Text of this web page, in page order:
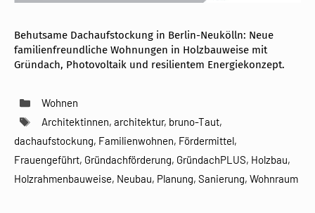
Behutsame Dachaufstockung in Berlin-Neukölln: Neue
familienfreundliche Wohnungen in Holzbauweise mit
Gründach, Photovoltaik und resilientem Energiekonzept.
Kategorien
Wohnen
Schlagwörter
Architektinnen, architektur, bruno-Taut,
dachaufstockung, Familienwohnen, Fördermittel,
Frauengeführt, Gründachförderung, GründachPLUS, Holzbau,
Holzrahmenbauweise, Neubau, Planung, Sanierung, Wohnraum